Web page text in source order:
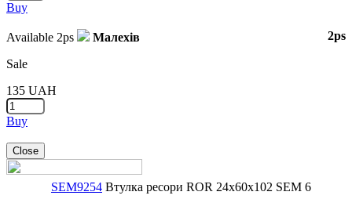
Buy
Available 2ps Малехів 2ps
Sale
135 UAH
Buy
Close
SEM9254 Втулка ресори ROR 24x60x102 SEM 6